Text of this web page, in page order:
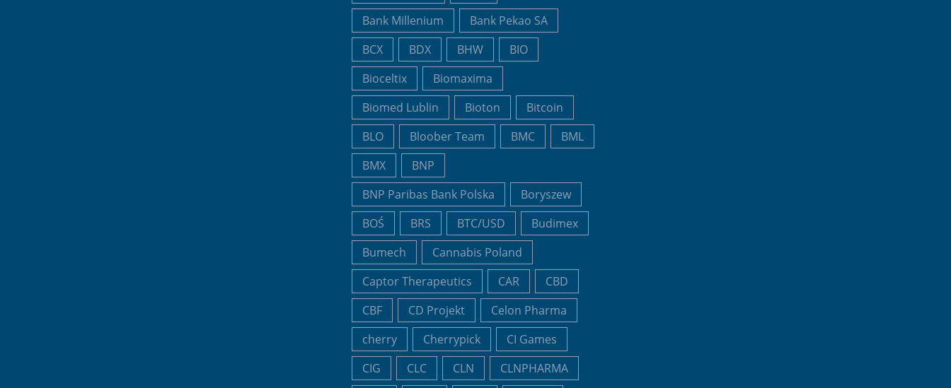
Bank Millenium
Bank Pekao SA
BCX
BDX BHW
BIO
Bioceltix
Biomaxima
Biomed Lublin
Bioton
Bitcoin
BLO
Bloober Team BMC
BML
BMX
BNP
BNP Paribas Bank Polska
Boryszew
BOŚ
BRS BTC/USD
Budimex
Bumech
Cannabis Poland
Captor Therapeutics
CAR
CBD
CBF
CD Projekt
Celon Pharma
cherry
Cherrypick
CI Games
CIG
CLC CLN
CLNPHARMA